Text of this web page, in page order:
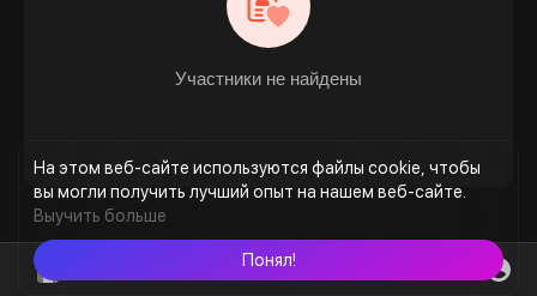
На этом веб-сайте используются файлы cookie, чтобы
вы могли получить лучший опыт на нашем веб-сайте.
Выучить больше
Понял!
Участники не найдены